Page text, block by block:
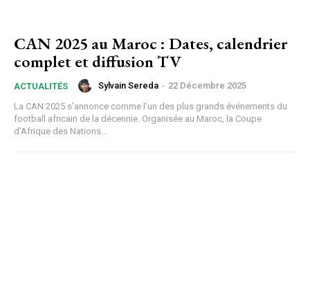
CAN 2025 au Maroc : Dates, calendrier
complet et diffusion TV
ACTUALITÉS Sylvain Sereda - 22 Décembre 2025
La CAN 2025 s’annonce comme l’un des plus grands événements du
football africain de la décennie. Organisée au Maroc, la Coupe
d’Afrique des Nations...